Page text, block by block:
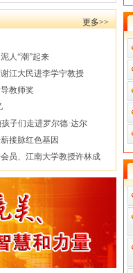
更多>>
人“潮”起来
江大民进李学宁教授
教师奖
子们走进罗尔德·达尔
接脉红色基因
员、江南大学教授许林成